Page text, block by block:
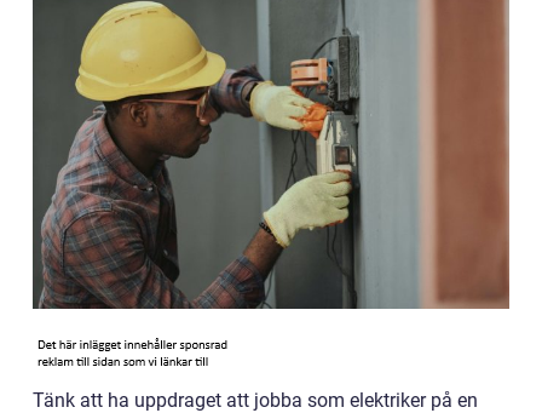
Tänk att ha uppdraget att jobba som elektriker på en